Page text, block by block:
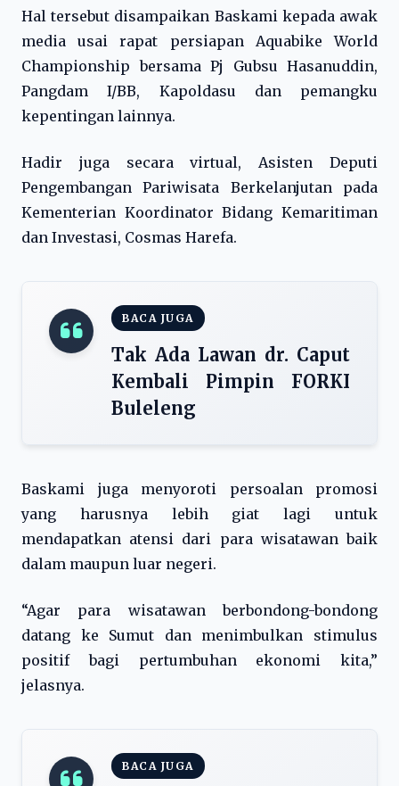
Hal tersebut disampaikan Baskami kepada awak
media usai rapat persiapan Aquabike World
Championship bersama Pj Gubsu Hasanuddin,
Pangdam I/BB, Kapoldasu dan pemangku
kepentingan lainnya.
Hadir juga secara virtual, Asisten Deputi
Pengembangan Pariwisata Berkelanjutan pada
Kementerian Koordinator Bidang Kemaritiman
dan Investasi, Cosmas Harefa.
BACA JUGA
Tak Ada Lawan dr. Caput
Kembali Pimpin FORKI
Buleleng
Baskami juga menyoroti persoalan promosi
yang harusnya lebih giat lagi untuk
mendapatkan atensi dari para wisatawan baik
dalam maupun luar negeri.
“Agar para wisatawan berbondong-bondong
datang ke Sumut dan menimbulkan stimulus
positif bagi pertumbuhan ekonomi kita,”
jelasnya.
BACA JUGA